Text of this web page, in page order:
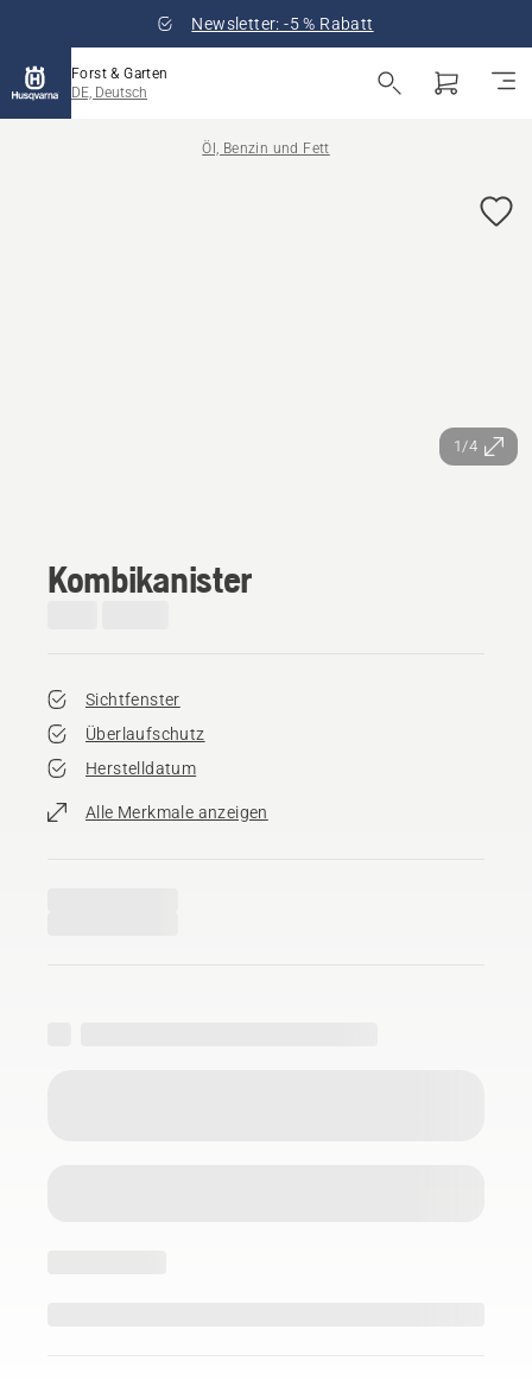
Newsletter: -5 % Rabatt
Forst & Garten
DE, Deutsch
Öl, Benzin und Fett
1/4
Kombikanister
Sichtfenster
Überlaufschutz
Herstelldatum
Alle Merkmale anzeigen